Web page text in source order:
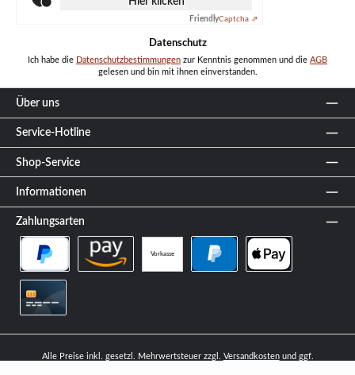
FriendlyCaptcha ⇗
Datenschutz
Ich habe die Datenschutzbestimmungen zur Kenntnis genommen und die AGB
gelesen und bin mit ihnen einverstanden.
Über uns
Service-Hotline
Shop-Service
Informationen
Zahlungsarten
Vorkasse
PayPal Später Bezahlen
Alle Preise inkl. gesetzl. Mehrwertsteuer zzgl. Versandkostenund ggf.